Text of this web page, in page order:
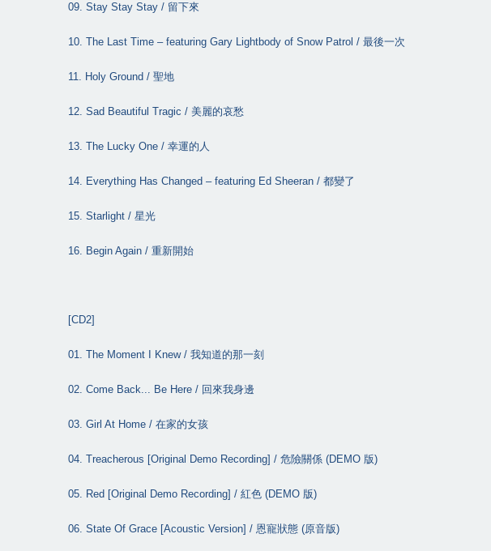
09. Stay Stay Stay / 留下來
10. The Last Time – featuring Gary Lightbody of Snow Patrol / 最後一次
11. Holy Ground / 聖地
12. Sad Beautiful Tragic / 美麗的哀愁
13. The Lucky One / 幸運的人
14. Everything Has Changed – featuring Ed Sheeran / 都變了
15. Starlight / 星光
16. Begin Again / 重新開始
[CD2]
01. The Moment I Knew / 我知道的那一刻
02. Come Back... Be Here / 回來我身邊
03. Girl At Home / 在家的女孩
04. Treacherous [Original Demo Recording] / 危險關係 (DEMO 版)
05. Red [Original Demo Recording] / 紅色 (DEMO 版)
06. State Of Grace [Acoustic Version] / 恩寵狀態 (原音版)